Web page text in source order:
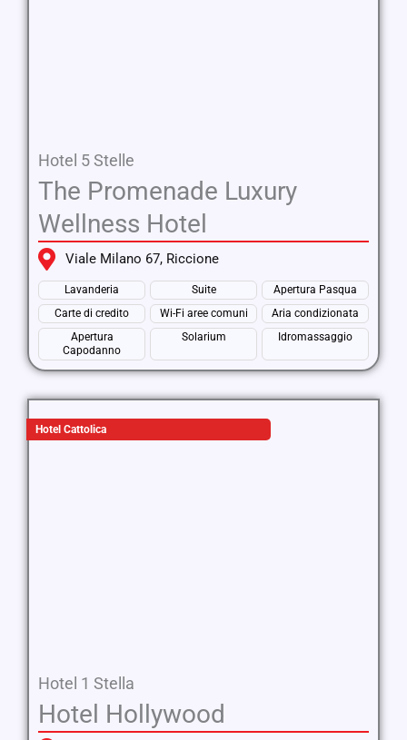
Hotel 5 Stelle
The Promenade Luxury
Wellness Hotel
Viale Milano 67, Riccione
Lavanderia Suite
Apertura Pasqua
Carte di credito
Wi-Fi aree comuni
Aria condizionata
Apertura
Capodanno
Solarium Idromassaggio
Hotel Cattolica
Hotel 1 Stella
Hotel Hollywood